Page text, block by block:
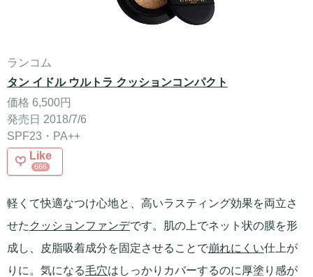
ランコム
タン イドル ウルトラ クッションコンパクト
価格 6,500円
発売日 2018/7/6
SPF23・PA++
Like
666
軽くて快適なつけ心地と、高いラスティング効果を両立さ
せた クッションファンデです。肌の上でネット状の膜を形
成し、皮脂吸着成分を固定させることで崩れにくい仕上が
りに。気になる毛穴はしっかりカバーするのに厚塗り感が